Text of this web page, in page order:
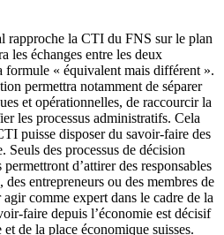
rapproche la CTI du FNS sur le plan
les échanges entre les deux
formule « équivalent mais différent ».
permettra notamment de séparer
et opérationnelles, de raccourcir la
les processus administratifs. Cela
puisse disposer du savoir-faire des
Seuls des processus de décision
d’attirer des responsables
des entrepreneurs ou des membres de
comme expert dans le cadre de la
faire depuis l’économie est décisif
de la place économique suisses.